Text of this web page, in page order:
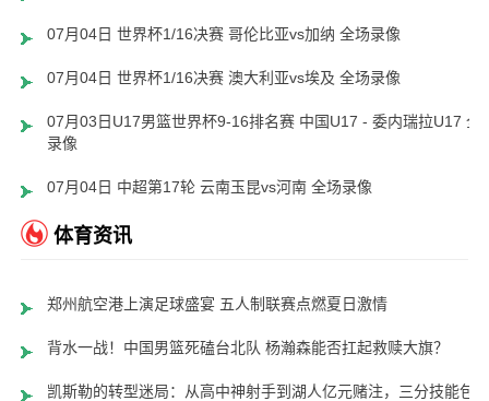
07月04日 世界杯1/16决赛 哥伦比亚vs加纳 全场录像
07月04日 世界杯1/16决赛 澳大利亚vs埃及 全场录像
07月03日U17男篮世界杯9-16排名赛 中国U17 - 委内瑞拉U17 全
录像
07月04日 中超第17轮 云南玉昆vs河南 全场录像
体育资讯
郑州航空港上演足球盛宴 五人制联赛点燃夏日激情
背水一战！中国男篮死磕台北队 杨瀚森能否扛起救赎大旗？
凯斯勒的转型迷局：从高中神射手到湖人亿元赌注，三分技能包真